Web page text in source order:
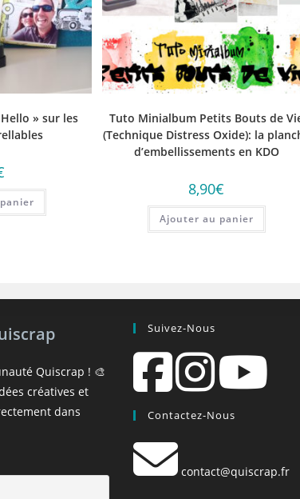
» sur les
Tuto Minialbum Petits Bouts de
(Technique Distress Oxide): la
d’embellissements en KDO
8,90€
Ajouter au panier
Quiscrap ! 🎨
créatives et
dans
Suivez-Nous
Contactez-Nous
contact@quiscrap.fr